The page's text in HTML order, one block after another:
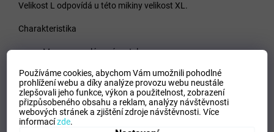
Používáme cookies, abychom Vám umožnili pohodlné
prohlížení webu a díky analýze provozu webu neustále
zlepšovali jeho funkce, výkon a použitelnost,zobrazení
přizpůsobeného obsahu a reklam, analýzy návštěvnosti
webových stránek a zjištění zdroje návštěvnosti.Více
informacízde.
Velikost L odpovídá u této mikiny velikost XL.
Charakteristika
Manga v raglánovém stylu
Kulatý krk
Bez kapes
Lehká, prodyšná a měkká tkanina
Typ střihu: pravidelný
47% Polyester, 42% Modale, 11% Spandex